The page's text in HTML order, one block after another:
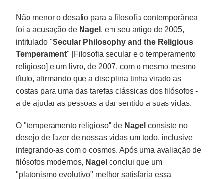
Não menor o desafio para a filosofia contemporânea
foi a acusação de Nagel , em seu artigo de 2005,
intitulado "Secular Philosophy and the Religious
Temperament" [Filosofia secular e o temperamento
religioso] e um livro, de 2007, com o mesmo mesmo
título, afirmando que a disciplina tinha virado as
costas para uma das tarefas clássicas dos filósofos -
a de ajudar as pessoas a dar sentido a suas vidas.
O "temperamento religioso" de Nagel consiste no
desejo de fazer de nossas vidas um todo, inclusive
integrando-as com o cosmos. Após uma avaliação de
filósofos modernos, Nagel conclui que um
"platonismo evolutivo" melhor satisfaria essa